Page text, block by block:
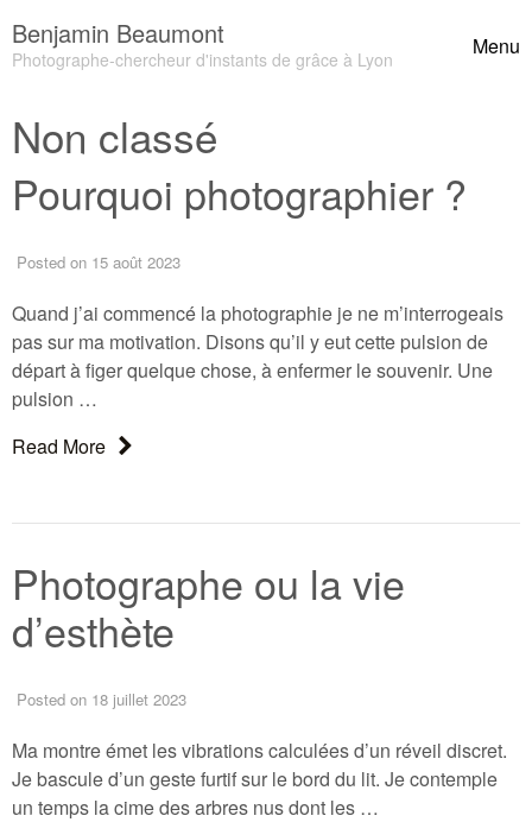
Benjamin Beaumont
Photographe-chercheur d'instants de grâce à Lyon
Menu
Header Widgets
Non classé
Pourquoi photographier ?
Posted on 15 août 2023
Quand j’ai commencé la photographie je ne m’interrogeais
pas sur ma motivation. Disons qu’il y eut cette pulsion de
départ à figer quelque chose, à enfermer le souvenir. Une
pulsion …
Read More About: Pourquoi photographier ?
Photographe ou la vie
d’esthète
Posted on 18 juillet 2023
Ma montre émet les vibrations calculées d’un réveil discret.
Je bascule d’un geste furtif sur le bord du lit. Je contemple
un temps la cime des arbres nus dont les …